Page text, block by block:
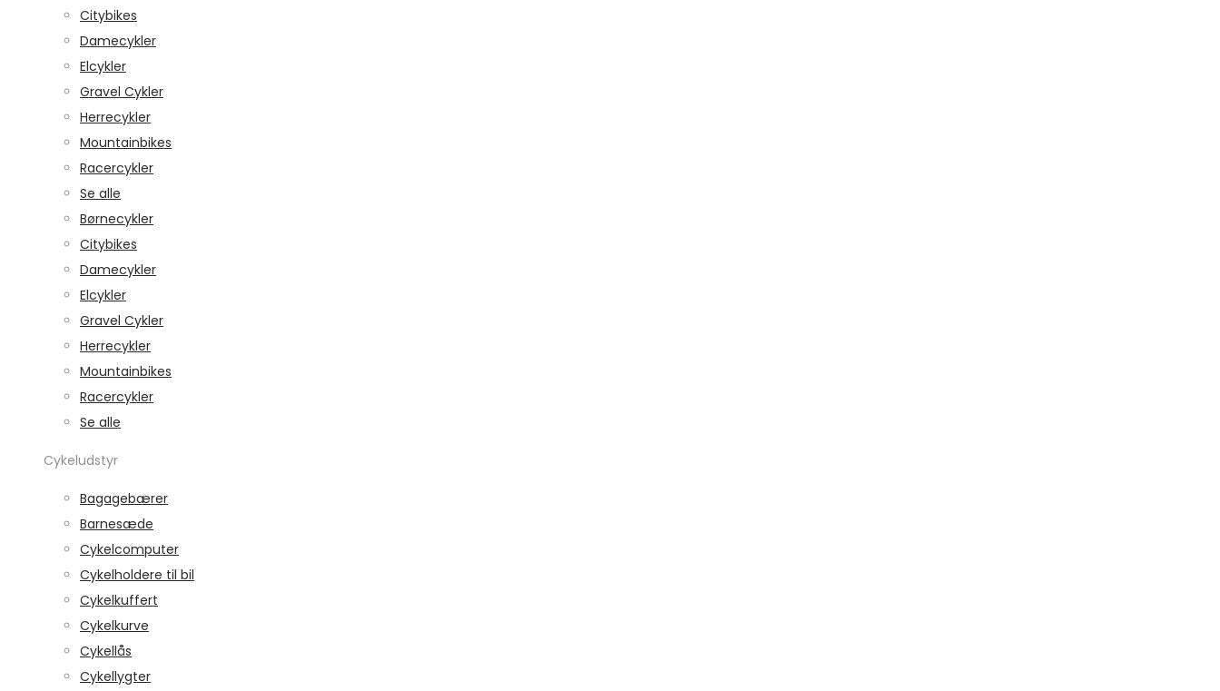
Citybikes
Damecykler
Elcykler
Gravel Cykler
Herrecykler
Mountainbikes
Racercykler
Se alle
Børnecykler
Citybikes
Damecykler
Elcykler
Gravel Cykler
Herrecykler
Mountainbikes
Racercykler
Se alle
Cykeludstyr
Bagagebærer
Barnesæde
Cykelcomputer
Cykelholdere til bil
Cykelkuffert
Cykelkurve
Cykellås
Cykellygter